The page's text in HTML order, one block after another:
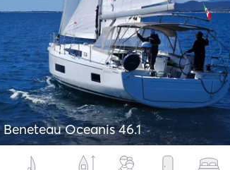
Beneteau Oceanis 46.1